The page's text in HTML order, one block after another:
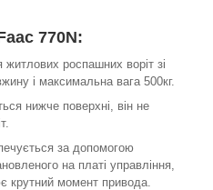
770N:
роспашних воріт зі
і максимальна вага 500кг.
нижче поверхні, він не
за допомогою
на платі управління,
крутний момент привода.